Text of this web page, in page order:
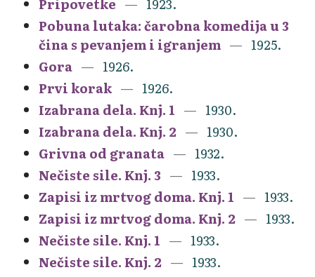
Pobuna lutaka: čarobna komedija u 3
čina s pevanjem i igranjem
1925.
Gora
1926.
Prvi korak
1926.
Izabrana dela. Knj. 1
1930.
Izabrana dela. Knj. 2
1930.
Grivna od granata
1932.
Nečiste sile. Knj. 3
1933.
Zapisi iz mrtvog doma. Knj. 1
1933.
Zapisi iz mrtvog doma. Knj. 2
1933.
Nečiste sile. Knj. 1
1933.
Nečiste sile. Knj. 2
1933.